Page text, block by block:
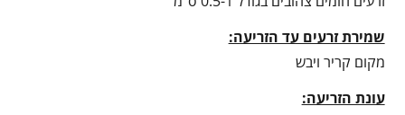
שמירת זרעים עד הזריעה:
מקום קריר ויבש
עונת הזריעה: